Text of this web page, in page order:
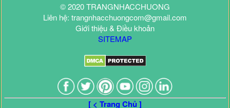
© 2020 TRANGNHACCHUONG
Liên hệ: trangnhacchuongcom@gmail.com
Giới thiệu & Điều khoản
SITEMAP
[ < Trang Chủ ]